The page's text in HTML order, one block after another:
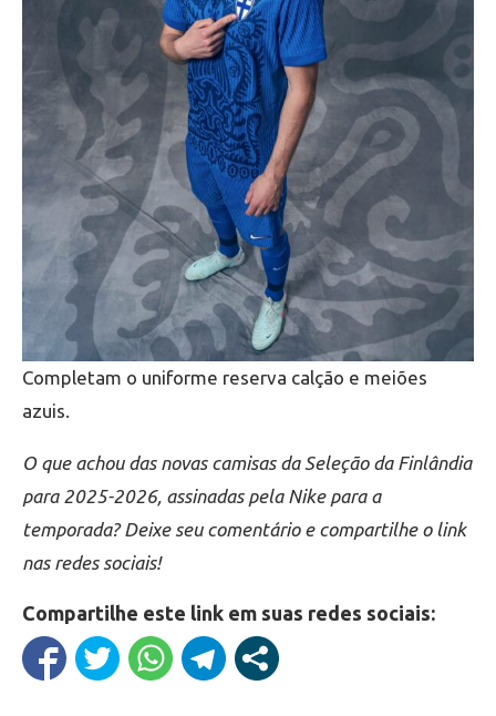
Completam o uniforme reserva calção e meiões
azuis.
O que achou das novas camisas da Seleção da Finlândia
para 2025-2026, assinadas pela Nike para a
temporada? Deixe seu comentário e compartilhe o link
nas redes sociais!
Compartilhe este link em suas redes sociais: